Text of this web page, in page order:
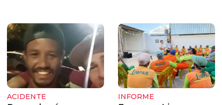
ACIDENTE INFORME